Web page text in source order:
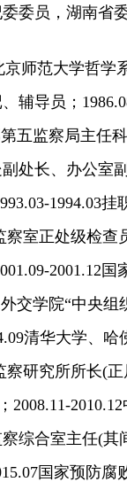
员，湖南省委
师范大学哲学
辅导员；
五监察局主任
处长、办公室
1994.03
察室正处级检查
2001.12
外交学院“中央
清华大学、
察研究所所长(
2008.11-
综合室主任(其
国家预防